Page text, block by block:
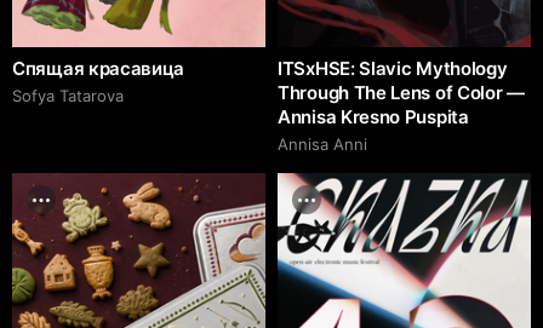
Спящая красавица
Sofya Tatarova
ITSxHSE: Slavic Mythology
Through The Lens of Color —
Annisa Kresno Puspita
Annisa Anni